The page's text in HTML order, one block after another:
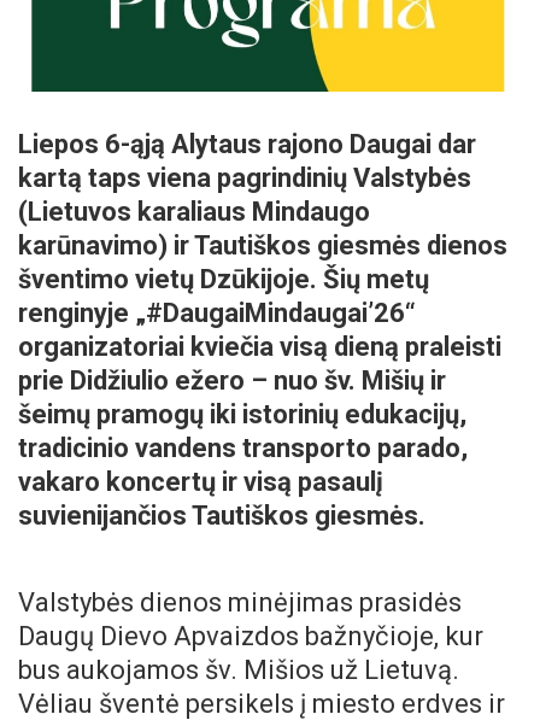
Liepos 6-ąją Alytaus rajono Daugai dar
kartą taps viena pagrindinių Valstybės
(Lietuvos karaliaus Mindaugo
karūnavimo) ir Tautiškos giesmės dienos
šventimo vietų Dzūkijoje. Šių metų
renginyje „#DaugaiMindaugai’26“
organizatoriai kviečia visą dieną praleisti
prie Didžiulio ežero – nuo šv. Mišių ir
šeimų pramogų iki istorinių edukacijų,
tradicinio vandens transporto parado,
vakaro koncertų ir visą pasaulį
suvienijančios Tautiškos giesmės.
Valstybės dienos minėjimas prasidės
Daugų Dievo Apvaizdos bažnyčioje, kur
bus aukojamos šv. Mišios už Lietuvą.
Vėliau šventė persikels į miesto erdves ir